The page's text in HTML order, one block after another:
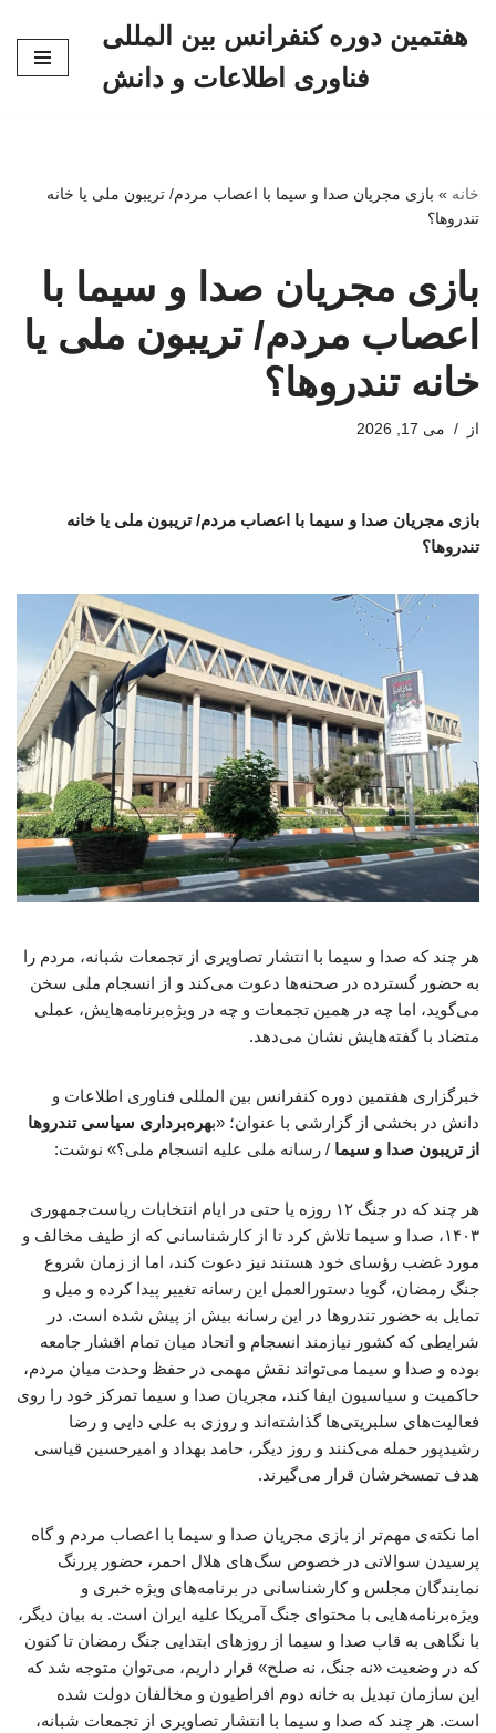
هفتمین دوره کنفرانس بین المللی
فناوری اطلاعات و دانش
خانه » بازی مجریان صدا و سیما با اعصاب مردم/ تریبون ملی یا خانه
تندروها؟
بازی مجریان صدا و سیما با
اعصاب مردم/ تریبون ملی یا
خانه تندروها؟
از می 17, 2026
بازی مجریان صدا و سیما با اعصاب مردم/ تریبون ملی یا خانه
تندروها؟
هر چند که صدا و سیما با انتشار تصاویری از تجمعات شبانه، مردم را
به حضور گسترده در صحنه‌ها دعوت می‌کند و از انسجام ملی سخن
می‌گوید، اما چه در همین تجمعات و چه در ویژه‌برنامه‌هایش، عملی
متضاد با گفته‌هایش نشان می‌دهد.
خبرگزاری هفتمین دوره کنفرانس بین المللی فناوری اطلاعات و
دانش در بخشی از گزارشی با عنوان؛ «بهره‌برداری سیاسی تندروها
از تریبون‌ صدا و سیما / رسانه ملی علیه انسجام ملی؟» نوشت:
هر چند که در جنگ ۱۲ روزه یا حتی در ایام انتخابات ریاست‌جمهوری
۱۴۰۳، صدا و سیما تلاش کرد تا از کارشناسانی که از طیف مخالف و
مورد غضب رؤسای خود هستند نیز دعوت کند، اما از زمان شروع
جنگ رمضان، گویا دستورالعمل این رسانه تغییر پیدا کرده و میل و
تمایل به حضور تندروها در این رسانه بیش از پیش شده است. در
شرایطی که کشور نیازمند انسجام و اتحاد میان تمام اقشار جامعه
بوده و صدا و سیما می‌تواند نقش مهمی در حفظ وحدت میان مردم،
حاکمیت و سیاسیون ایفا کند، مجریان صدا و سیما تمرکز خود را روی
فعالیت‌های سلبریتی‌ها گذاشته‌اند و روزی به علی دایی و رضا
رشیدپور حمله می‌کنند و روز دیگر، حامد بهداد و امیرحسین قیاسی
هدف تمسخرشان قرار می‌گیرند.
اما نکته‌ی مهم‌تر از بازی مجریان صدا و سیما با اعصاب مردم و گاه
پرسیدن سوالاتی در خصوص سگ‌های هلال احمر، حضور پررنگ
نمایندگان مجلس و کارشناسانی در برنامه‌های ویژه خبری و
ویژه‌برنامه‌هایی با محتوای جنگ آمریکا علیه ایران است. به بیان دیگر،
با نگاهی به قاب صدا و سیما از روزهای ابتدایی جنگ رمضان تا کنون
که در وضعیت «نه جنگ، نه صلح» قرار داریم، می‌توان متوجه شد که
این سازمان تبدیل به خانه دوم افراطیون و مخالفان دولت شده
است. هر چند که صدا و سیما با انتشار تصاویری از تجمعات شبانه،